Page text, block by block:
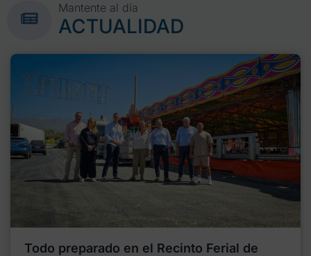
Mantente al día
ACTUALIDAD
Todo preparado en el Recinto Ferial de